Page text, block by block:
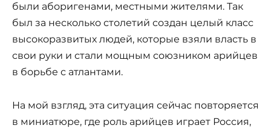
были аборигенами, местными жителями. Так
был за несколько столетий создан целый класс
высокоразвитых людей, которые взяли власть в
свои руки и стали мощным союзником арийцев
в борьбе с атлантами.
На мой взгляд, эта ситуация сейчас повторяется
в миниатюре, где роль арийцев играет Россия,